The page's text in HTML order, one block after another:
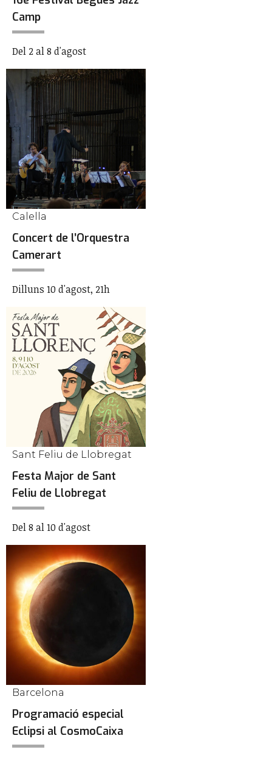
Camp
Del 2 al 8 d'agost
Calella
Concert de l’Orquestra
Camerart
Dilluns 10 d'agost, 21h
Sant Feliu de Llobregat
Festa Major de Sant
Feliu de Llobregat
Del 8 al 10 d'agost
Barcelona
Programació especial
Eclipsi al CosmoCaixa